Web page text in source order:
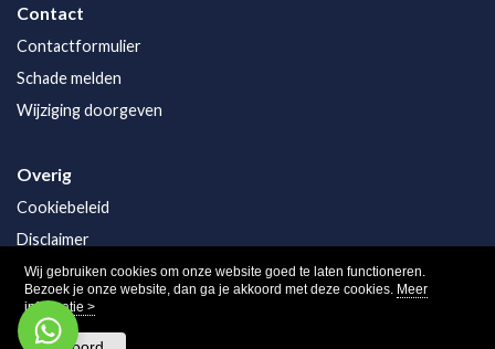
Wij gebruiken cookies om onze website goed te laten functioneren.
Bezoek je onze website, dan ga je akkoord met deze cookies. Meer
informatie >
Contact
Contactformulier
Schade melden
Wijziging doorgeven
Overig
Cookiebeleid
Disclaimer
Privacy